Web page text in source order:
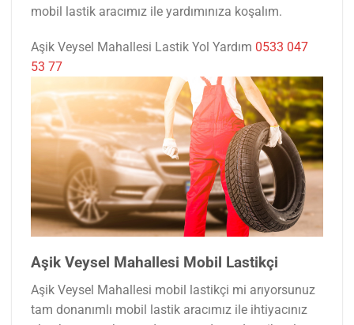
mobil lastik aracımız ile yardımınıza koşalım.
Aşik Veysel Mahallesi Lastik Yol Yardım 0533 047
53 77
Aşik Veysel Mahallesi Mobil Lastikçi
Aşik Veysel Mahallesi mobil lastikçi mi arıyorsunuz
tam donanımlı mobil lastik aracımız ile ihtiyacınız